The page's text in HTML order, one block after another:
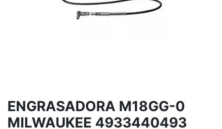
ENGRASADORA M18GG-0
MILWAUKEE 4933440493